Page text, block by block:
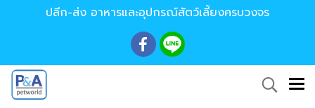
ปลีก-ส่ง อาหารและอุปกรณ์สัตว์เลี้ยงครบวงจร